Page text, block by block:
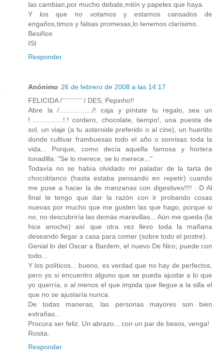
las cambian,por mucho debate,mitín y papeles que haya.
Y los que no votamos y estamos cansados de
engaños,timos y falsas promesas,lo tenemos clarísimo.
Besiños
ISI
Responder
Anónimo 26 de febrero de 2008 a las 14:17
FELICIDA /¨¨¨¨¨¨¨¨¨/ DES, Pepinho!!
Abre la /................./! caja y píntate tu regalo, sea un
!.................!.! cordero, chocolate, tiempo!, una puesta de
sol, un viaje (a tu asteroide preferido o al cine), un huertito
donde cultivar frambuesas todo el año o sonrisas toda la
vida... Porque, como decía aquella famosa y hortera
tonadilla: "Se lo merece, se lo merece..."
Todavía no se había olvidado mi paladar de la tarta de
chocoblanco (hasta estaba pensando en repetir) cuando
me puse a hacer la de manzanas con digestives!!!! :·D Al
final te tengo que dar la razón con ir probando cosas
nuevas por mucho que me gusten las que hago, porque si
no, no descubriría las demás maravillas... Aún me queda (la
hice anoche) así que otra vez llevo toda la mañana
deseando llegar a casa para comer (sobre todo el postre).
Genial lo del Oscar a Bardem, el nuevo De Niro; puede con
todo...
Y los políticos... bueno, es verdad que no hay de perfectos,
pero yo sí encuentro alguno que se pueda ajustar a lo que
yo querría, o al menos el que impida que llegue a la silla el
que no se ajustaría nunca.
De todas maneras, las personas mayores son bien
extrañas...
Procura ser feliz. Un abrazo... con un par de besos, venga!
Rosita.
Responder